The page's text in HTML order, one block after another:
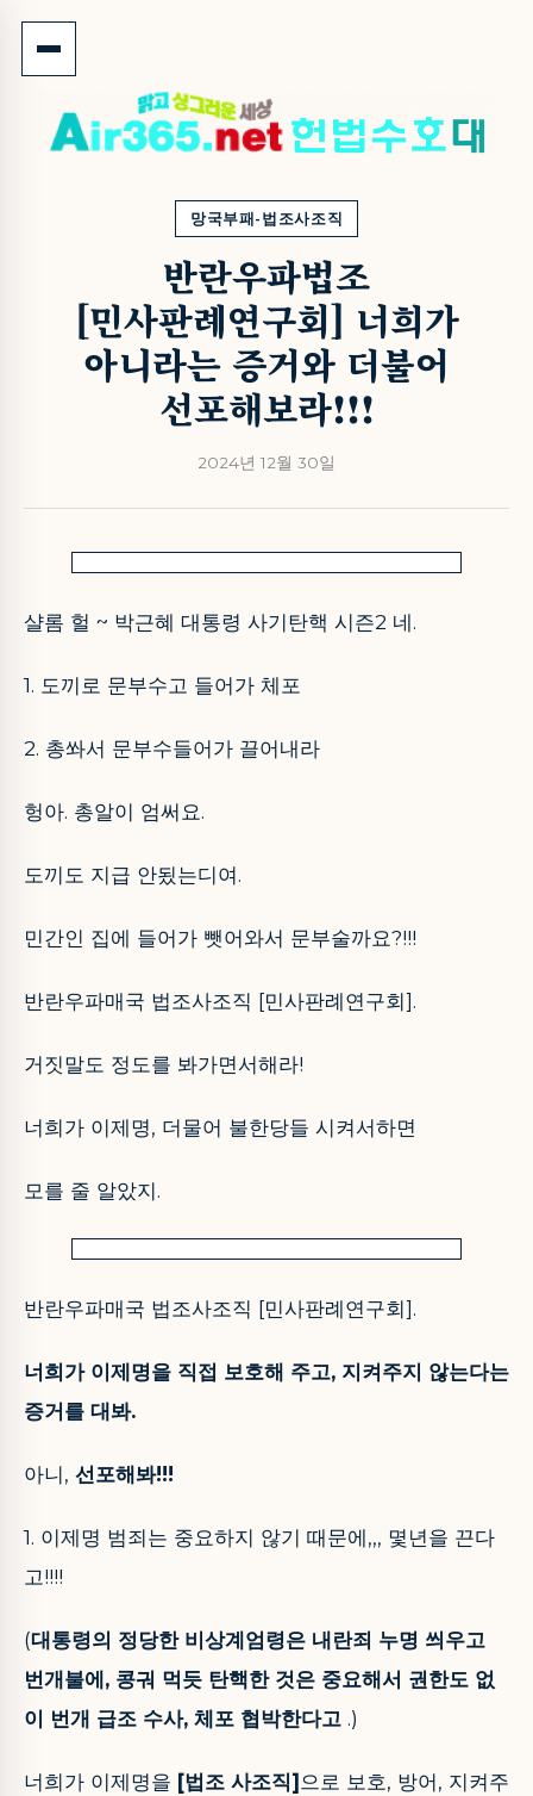
망국부패-법조사조직
반란우파법조
[민사판례연구회] 너희가
아니라는 증거와 더불어
선포해보라!!!
2024년 12월 30일
샬롬 헐 ~ 박근혜 대통령 사기탄핵 시즌2 네.
1. 도끼로 문부수고 들어가 체포
2. 총쏴서 문부수들어가 끌어내라
헝아. 총알이 엄써요.
도끼도 지급 안됬는디여.
민간인 집에 들어가 뺏어와서 문부술까요?!!!
반란우파매국 법조사조직 [민사판례연구회].
거짓말도 정도를 봐가면서해라!
너희가 이제명, 더물어 불한당들 시켜서하면
모를 줄 알았지.
반란우파매국 법조사조직 [민사판례연구회].
너희가 이제명을 직접 보호해 주고, 지켜주지 않는다는
증거를 대봐.
아니, 선포해봐!!!
1. 이제명 범죄는 중요하지 않기 때문에,,, 몇년을 끈다
고!!!!
(대통령의 정당한 비상계엄령은 내란죄 누명 씌우고
번개불에, 콩궈 먹듯 탄핵한 것은 중요해서 권한도 없
이 번개 급조 수사, 체포 협박한다고 .)
너희가 이제명을 [법조 사조직]으로 보호, 방어, 지켜주